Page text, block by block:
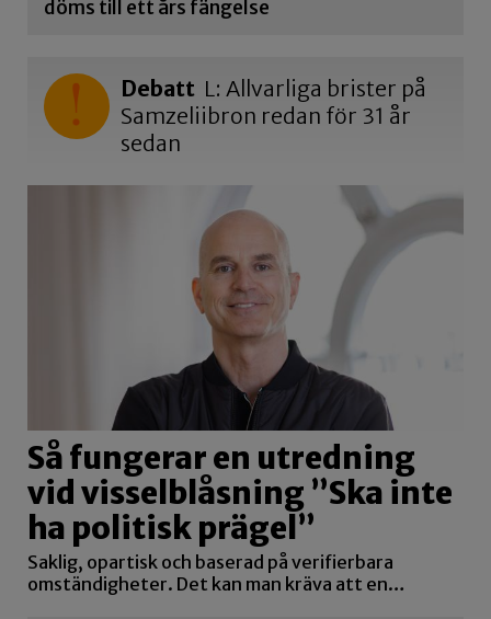
döms till ett års fängelse
Debatt L: Allvarliga brister på
Samzeliibron redan för 31 år
sedan
Så fungerar en utredning
vid visselblåsning ”Ska inte
ha politisk prägel”
Saklig, opartisk och baserad på verifierbara
omständigheter. Det kan man kräva att en…